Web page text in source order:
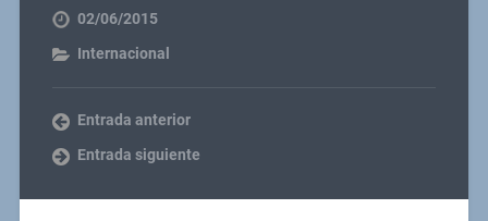
02/06/2015
Internacional
Entrada anterior
Entrada siguiente